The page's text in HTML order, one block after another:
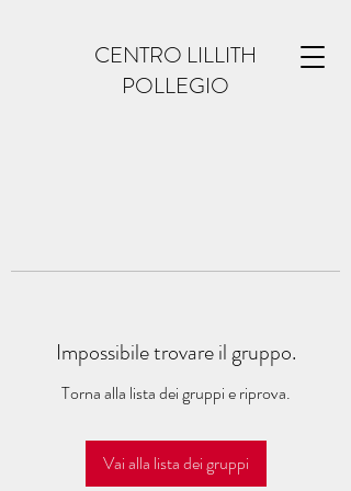
CENTRO LILLITH
POLLEGIO
Impossibile trovare il gruppo.
Torna alla lista dei gruppi e riprova.
Vai alla lista dei gruppi